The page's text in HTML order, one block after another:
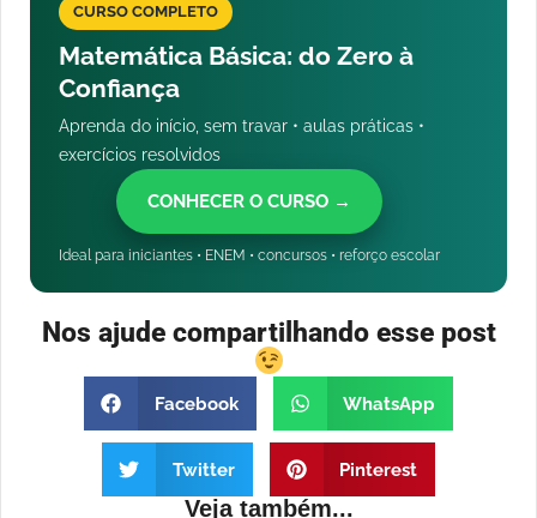
CURSO COMPLETO
Matemática Básica: do Zero à
Confiança
Aprenda do início, sem travar • aulas práticas •
exercícios resolvidos
CONHECER O CURSO →
Ideal para iniciantes • ENEM • concursos • reforço escolar
Nos ajude compartilhando esse post
Facebook WhatsApp
Twitter Pinterest
Veja também...